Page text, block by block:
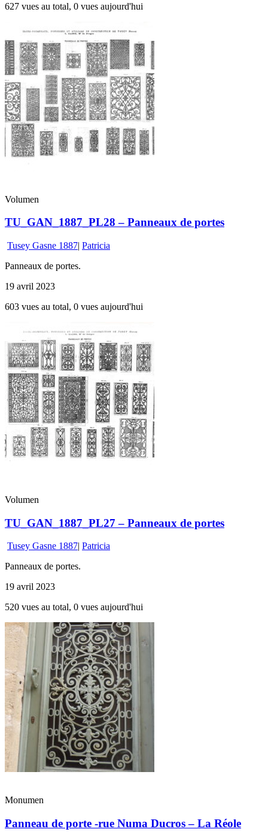
627 vues au total, 0 vues aujourd'hui
Volumen
TU_GAN_1887_PL28 – Panneaux de portes
Tusey Gasne 1887| Patricia
Panneaux de portes.
19 avril 2023
603 vues au total, 0 vues aujourd'hui
Volumen
TU_GAN_1887_PL27 – Panneaux de portes
Tusey Gasne 1887| Patricia
Panneaux de portes.
19 avril 2023
520 vues au total, 0 vues aujourd'hui
Monumen
Panneau de porte -rue Numa Ducros – La Réole